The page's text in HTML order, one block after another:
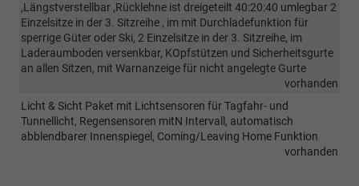
,Längstverstellbar ,Rücklehne ist dreigeteilt 40:20:40 umlegbar 2
Einzelsitze in der 3. Sitzreihe , im mit Durchladefunktion für
sperrige Güter oder Ski, 2 Einzelsitze in der 3. Sitzreihe, im
Laderaumboden versenkbar, KOpfstützen und Sicherheitsgurte
an allen Sitzen, mit Warnanzeige für nicht angelegte Gurte
vorhanden
Licht & Sicht Paket mit Lichtsensoren für Tagfahr- und
Tunnellicht, Regensensoren mitN Intervall, automatisch
abblendbarer Innenspiegel, Coming/Leaving Home Funktion
vorhanden